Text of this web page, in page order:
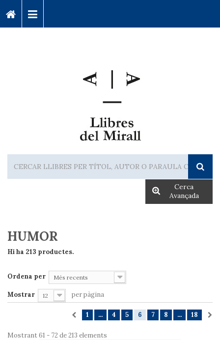
Cerca
Avançada
HUMOR
Hi ha 213 productes.
Ordena per Més recents
Mostrar 12 per pàgina
1 ... 4 5 6 7 8 ... 18
Mostrant 61 - 72 de 213 elements